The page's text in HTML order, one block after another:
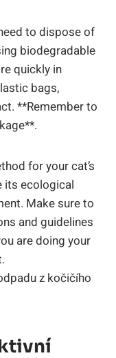
to dispose of
biodegradable
quickly in
bags,
**Remember to
for your cat’s
its ecological
Make sure to
and guidelines
are doing your